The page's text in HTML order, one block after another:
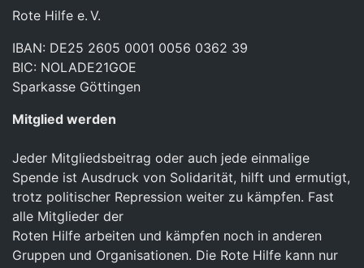
Rote Hilfe e. V.
IBAN: DE25 2605 0001 0056 0362 39
BIC: NOLADE21GOE
Sparkasse Göttingen
Mitglied werden
Jeder Mitgliedsbeitrag oder auch jede einmalige
Spende ist Ausdruck von Solidarität, hilft und ermutigt,
trotz politischer Repression weiter zu kämpfen. Fast
alle Mitglieder der
Roten Hilfe arbeiten und kämpfen noch in anderen
Gruppen und Organisationen. Die Rote Hilfe kann nur